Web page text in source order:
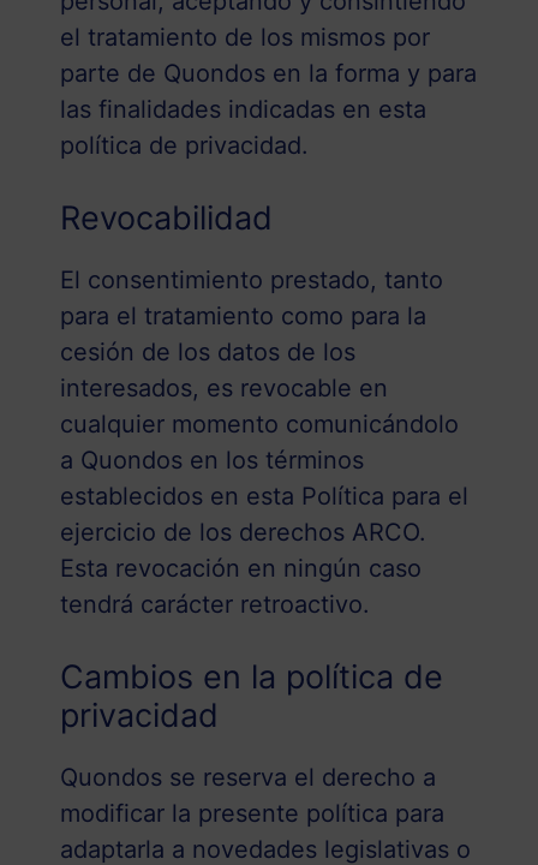
el tratamiento de los mismos por
parte de Quondos en la forma y para
las finalidades indicadas en esta
política de privacidad.
Revocabilidad
El consentimiento prestado, tanto
para el tratamiento como para la
cesión de los datos de los
interesados, es revocable en
cualquier momento comunicándolo
a Quondos en los términos
establecidos en esta Política para el
ejercicio de los derechos ARCO.
Esta revocación en ningún caso
tendrá carácter retroactivo.
Cambios en la política de
privacidad
Quondos se reserva el derecho a
modificar la presente política para
adaptarla a novedades legislativas o